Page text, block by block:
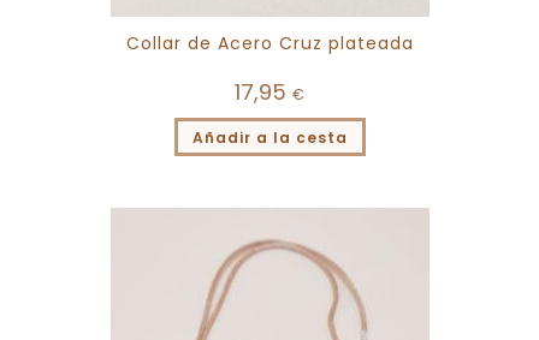
Collar de Acero Cruz plateada
17,95 €
Añadir a la cesta